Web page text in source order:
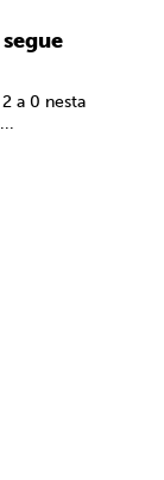
a 0 nesta